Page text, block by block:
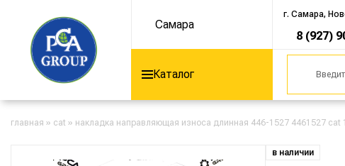
Самара
г. Самара,
8 (927)
Каталог
главная » cat » накладка направляющая износа длинная 446-1527 4461527 cat
в наличии